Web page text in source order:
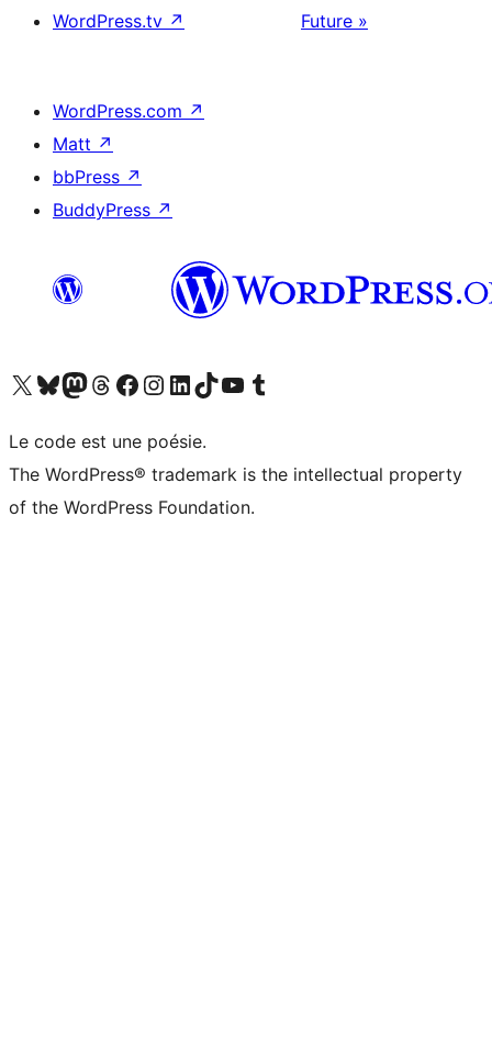
WordPress.tv ↗
Future »
WordPress.com ↗
Matt ↗
bbPress ↗
BuddyPress ↗
Visitez notre compte X (précédemment Twitter)
Visiter notre compte Bluesky
Visiter notre compte Mastodon
Visiter notre compte Threads
Consulter notre compte Facebook
Consulter notre compte Instagram
Consulter notre compte LinkedIn
Visiter notre compte TokTok
Visiter notre chaîne YouTube
Visiter notre compte Tumblr
Le code est une poésie.
The WordPress® trademark is the intellectual property
of the WordPress Foundation.